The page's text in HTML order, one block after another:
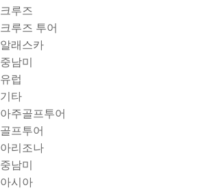
크루즈
크루즈 투어
알래스카
중남미
유럽
기타
아주골프투어
골프투어
아리조나
중남미
아시아